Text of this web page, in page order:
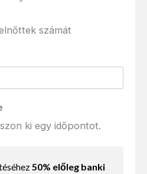
számát
ki egy időpontot.
50% előleg banki